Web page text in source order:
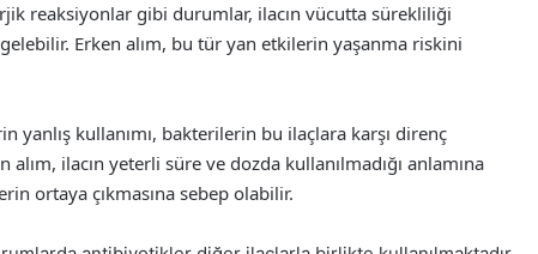
reaksiyonlar gibi durumlar, ilacın vücutta sürekliliği
Erken alım, bu tür yan etkilerin yaşanma riskini
yanlış kullanımı, bakterilerin bu ilaçlara karşı direnç
ilacın yeterli süre ve dozda kullanılmadığı anlamına
ortaya çıkmasına sebep olabilir.